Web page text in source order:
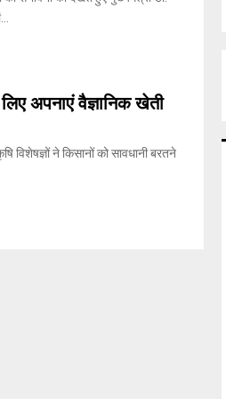
अपनाएं वैज्ञानिक खेती
ने किसानों को सावधानी बरतने